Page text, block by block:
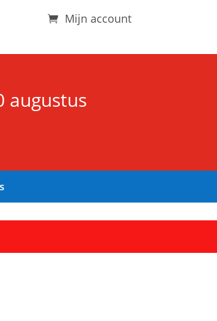
Mijn account
augustus